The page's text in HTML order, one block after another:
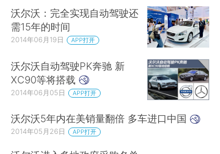
沃尔沃：完全实现自动驾驶还
需15年的时间
2014年06月19日 APP打开
沃尔沃自动驾驶PK奔驰 新
XC90等将搭载
2014年06月05日 APP打开
沃尔沃5年内在美销量翻倍 多车进口中国
2014年05月26日 APP打开